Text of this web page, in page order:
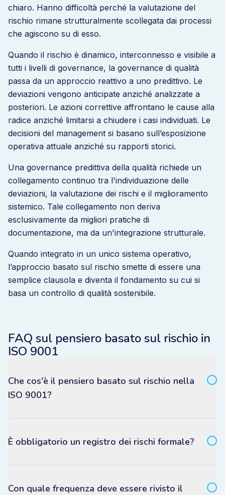
chiaro. Hanno difficoltà perché la valutazione del
rischio rimane strutturalmente scollegata dai processi
che agiscono su di esso.
Quando il rischio è dinamico, interconnesso e visibile a
tutti i livelli di governance, la governance di qualità
passa da un approccio reattivo a uno predittivo. Le
deviazioni vengono anticipate anziché analizzate a
posteriori. Le azioni correttive affrontano le cause alla
radice anziché limitarsi a chiudere i casi individuati. Le
decisioni del management si basano sull’esposizione
operativa attuale anziché su rapporti storici.
Una governance predittiva della qualità richiede un
collegamento continuo tra l'individuazione delle
deviazioni, la valutazione dei rischi e il miglioramento
sistemico. Tale collegamento non deriva
esclusivamente da migliori pratiche di
documentazione, ma da un'integrazione strutturale.
Quando integrato in un unico sistema operativo,
l’approccio basato sul rischio smette di essere una
semplice clausola e diventa il fondamento su cui si
basa un controllo di qualità sostenibile.
FAQ sul pensiero basato sul rischio in
ISO 9001
Che cos'è il pensiero basato sul rischio nella
ISO 9001?
È obbligatorio un registro dei rischi formale?
Con quale frequenza deve essere rivisto il